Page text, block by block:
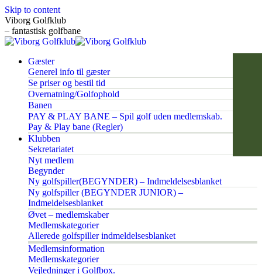
Skip to content
Viborg Golfklub
– fantastisk golfbane
Gæster
Generel info til gæster
Se priser og bestil tid
Overnatning/Golfophold
Banen
PAY & PLAY BANE – Spil golf uden medlemskab.
Pay & Play bane (Regler)
Klubben
Sekretariatet
Nyt medlem
Begynder
Ny golfspiller(BEGYNDER) – Indmeldelsesblanket
Ny golfspiller (BEGYNDER JUNIOR) –
Indmeldelsesblanket
Øvet – medlemskaber
Medlemskategorier
Allerede golfspiller indmeldelsesblanket
Medlemsinformation
Medlemskategorier
Vejledninger i Golfbox.